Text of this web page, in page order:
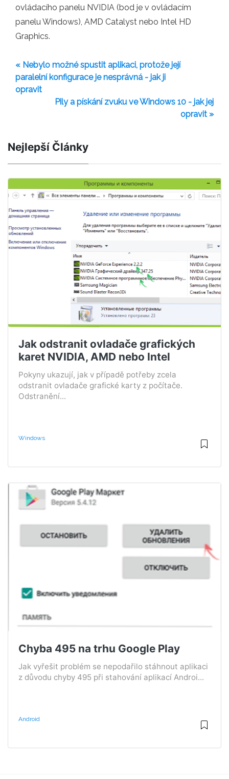
ovládacího panelu NVIDIA (bod je v ovládacím
panelu Windows), AMD Catalyst nebo Intel HD
Graphics.
« Nebylo možné spustit aplikaci, protože její
paralelní konfigurace je nesprávná - jak ji
opravit
Pily a pískání zvuku ve Windows 10 - jak jej
opravit »
Nejlepší Články
Jak odstranit ovladače grafických
karet NVIDIA, AMD nebo Intel
Pokyny ukazují, jak v případě potřeby zcela
odstranit ovladače grafické karty z počítače.
Odstranění...
Windows
Chyba 495 na trhu Google Play
Jak vyřešit problém se nepodařilo stáhnout aplikaci
z důvodu chyby 495 při stahování aplikací Androi...
Android